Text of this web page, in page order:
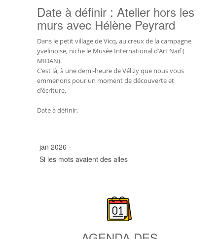
Date à définir : Atelier hors les
murs avec Hélène Peyrard
Dans le petit village de Vicq, au creux de la campagne
yvelinoise, niche le Musée International d’Art Naïf (
MIDAN).
C’est là, à une demi-heure de Vélizy que nous vous
emmenons pour un moment de découverte et
d’écriture.
Date à définir.
jan 2026 -
Si les mots avaient des ailes